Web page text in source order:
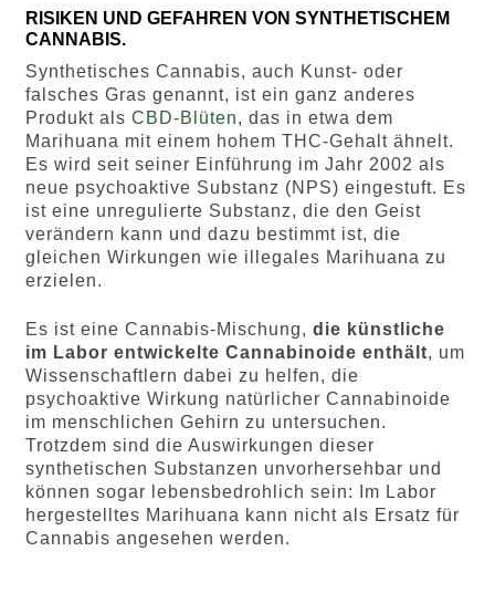
RISIKEN UND GEFAHREN VON SYNTHETISCHEM
CANNABIS.
Synthetisches Cannabis, auch Kunst- oder
falsches Gras genannt, ist ein ganz anderes
Produkt als CBD-Blüten, das in etwa dem
Marihuana mit einem hohem THC-Gehalt ähnelt.
Es wird seit seiner Einführung im Jahr 2002 als
neue psychoaktive Substanz (NPS) eingestuft. Es
ist eine unregulierte Substanz, die den Geist
verändern kann und dazu bestimmt ist, die
gleichen Wirkungen wie illegales Marihuana zu
erzielen.
Es ist eine Cannabis-Mischung, die künstliche
im Labor entwickelte Cannabinoide enthält, um
Wissenschaftlern dabei zu helfen, die
psychoaktive Wirkung natürlicher Cannabinoide
im menschlichen Gehirn zu untersuchen.
Trotzdem sind die Auswirkungen dieser
synthetischen Substanzen unvorhersehbar und
können sogar lebensbedrohlich sein: Im Labor
hergestelltes Marihuana kann nicht als Ersatz für
Cannabis angesehen werden.